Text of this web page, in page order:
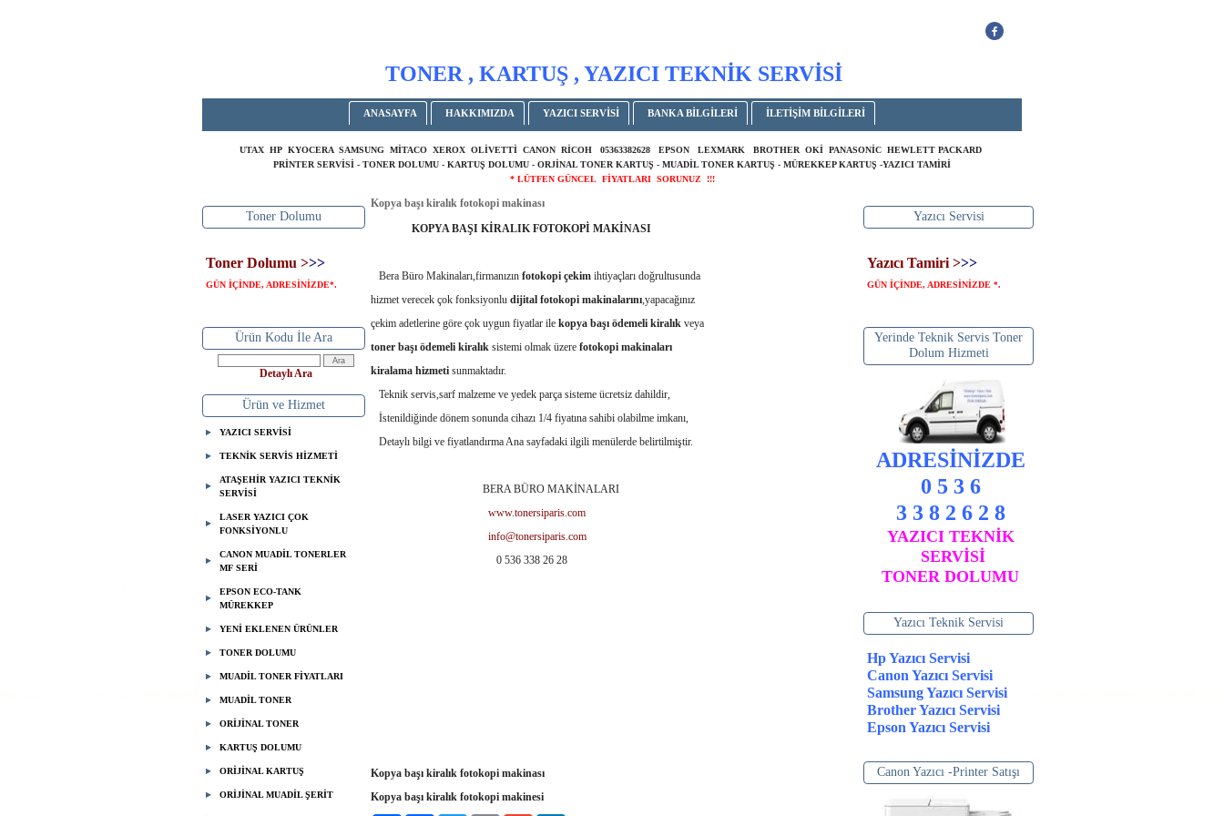
TONER , KARTUŞ , YAZICI TEKNİK SERVİSİ
ANASAYFA HAKKIMIZDA YAZICI SERVİSİ BANKA BİLGİLERİ İLETİŞİM BİLGİLERİ
UTAX HP KYOCERA SAMSUNG MİTACO XEROX OLİVETTİ CANON RİCOH 05363382628 EPSON LEXMARK BROTHER OKİ PANASONİC HEWLETT PACKARD
PRİNTER SERVİSİ - TONER DOLUMU - KARTUŞ DOLUMU - ORJİNAL TONER KARTUŞ - MUADİL TONER KARTUŞ - MÜREKKEP KARTUŞ -YAZICI TAMİRİ
* LÜTFEN GÜNCEL FİYATLARI SORUNUZ !!!
Toner Dolumu
Toner Dolumu >>>
GÜN İÇİNDE, ADRESİNİZDE*.
Ürün Kodu İle Ara
Detaylı Ara
Ürün ve Hizmet
YAZICI SERVİSİ
TEKNİK SERVİS HİZMETİ
ATAŞEHİR YAZICI TEKNİK
SERVİSİ
LASER YAZICI ÇOK
FONKSİYONLU
CANON MUADİL TONERLER
MF SERİ
EPSON ECO-TANK
MÜREKKEP
YENİ EKLENEN ÜRÜNLER
TONER DOLUMU
MUADİL TONER FİYATLARI
MUADİL TONER
ORİJİNAL TONER
KARTUŞ DOLUMU
ORİJİNAL KARTUŞ
ORİJİNAL MUADİL ŞERİT
Kopya başı kiralık fotokopi makinası
KOPYA BAŞI KİRALIK FOTOKOPİ MAKİNASI
Bera Büro Makinaları,firmanızın fotokopi çekim ihtiyaçları doğrultusunda
hizmet verecek çok fonksiyonlu dijital fotokopi makinalarını,yapacağınız
çekim adetlerine göre çok uygun fiyatlar ile kopya başı ödemeli kiralık veya
toner başı ödemeli kiralık sistemi olmak üzere fotokopi makinaları
kiralama hizmeti sunmaktadır.
Teknik servis,sarf malzeme ve yedek parça sisteme ücretsiz dahildir,
İstenildiğinde dönem sonunda cihazı 1/4 fiyatına sahibi olabilme imkanı,
Detaylı bilgi ve fiyatlandırma Ana sayfadaki ilgili menülerde belirtilmiştir.
BERA BÜRO MAKİNALARI
www.tonersiparis.com
info@tonersiparis.com
0 536 338 26 28
Kopya başı kiralık fotokopi makinası
Kopya başı kiralık fotokopi makinesi
Yazıcı Servisi
Yazıcı Tamiri >>>
GÜN İÇİNDE, ADRESİNİZDE *.
Yerinde Teknik Servis Toner
Dolum Hizmeti
ADRESİNİZDE
0 5 3 6
3 3 8 2 6 2 8
YAZICI TEKNİK
SERVİSİ
TONER DOLUMU
Yazıcı Teknik Servisi
Hp Yazıcı Servisi
Canon Yazıcı Servisi
Samsung Yazıcı Servisi
Brother Yazıcı Servisi
Epson Yazıcı Servisi
Canon Yazıcı -Printer Satışı